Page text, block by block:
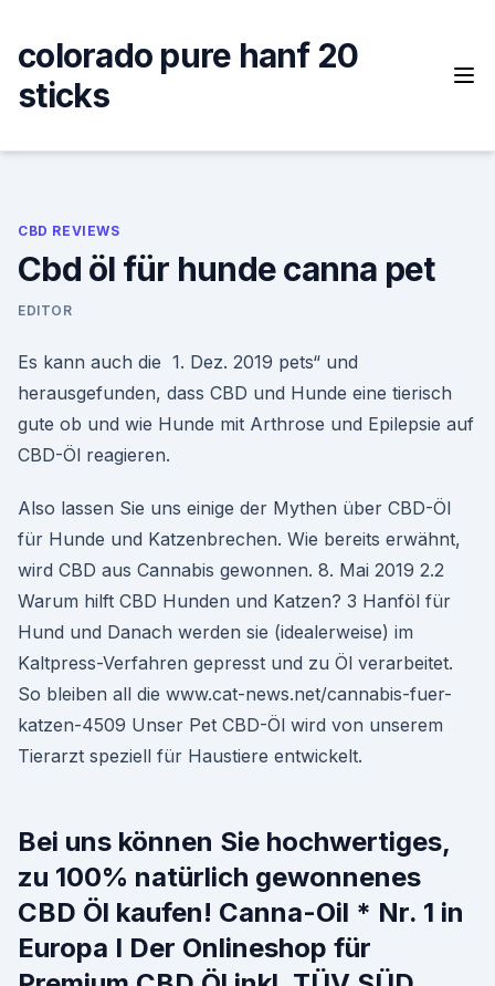
content
colorado pure hanf 20
sticks
CBD REVIEWS
Cbd öl für hunde canna pet
EDITOR
Es kann auch die 1. Dez. 2019 pets“ und
herausgefunden, dass CBD und Hunde eine tierisch
gute ob und wie Hunde mit Arthrose und Epilepsie auf
CBD-Öl reagieren.
Also lassen Sie uns einige der Mythen über CBD-Öl
für Hunde und Katzenbrechen. Wie bereits erwähnt,
wird CBD aus Cannabis gewonnen. 8. Mai 2019 2.2
Warum hilft CBD Hunden und Katzen? 3 Hanföl für
Hund und Danach werden sie (idealerweise) im
Kaltpress-Verfahren gepresst und zu Öl verarbeitet.
So bleiben all die www.cat-news.net/cannabis-fuer-
katzen-4509 Unser Pet CBD-Öl wird von unserem
Tierarzt speziell für Haustiere entwickelt.
Bei uns können Sie hochwertiges,
zu 100% natürlich gewonnenes
CBD Öl kaufen! Canna-Oil * Nr. 1 in
Europa I Der Onlineshop für